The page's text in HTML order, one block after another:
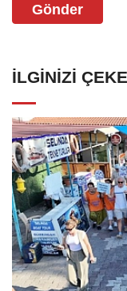
Gönder
İLGINIZI